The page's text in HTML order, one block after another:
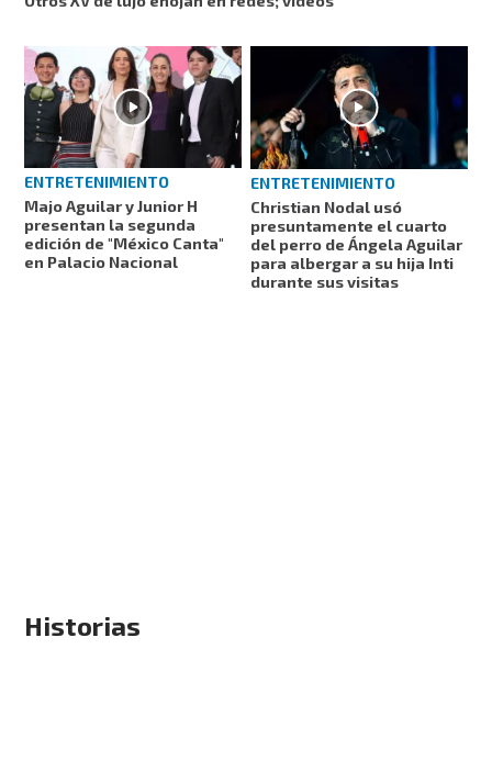
ENTRETENIMIENTO
Majo Aguilar y Junior H
presentan la segunda
edición de "México Canta"
en Palacio Nacional
ENTRETENIMIENTO
Christian Nodal usó
presuntamente el cuarto
del perro de Ángela Aguilar
para albergar a su hija Inti
durante sus visitas
Historias